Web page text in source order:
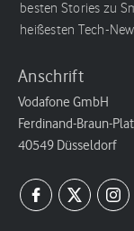
besten Stories zu
heißesten Tech-
Anschrift
Vodafone GmbH
Ferdinand-Braun-
40549 Düsseldorf